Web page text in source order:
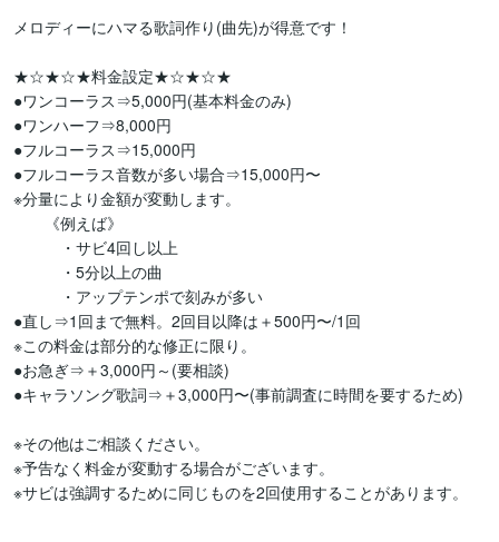
メロディーにハマる歌詞作り(曲先)が得意です！
★☆★☆★料金設定★☆★☆★
●ワンコーラス⇒5,000円(基本料金のみ)
●ワンハーフ⇒8,000円
●フルコーラス⇒15,000円
●フルコーラス音数が多い場合⇒15,000円〜
※分量により金額が変動します。
《例えば》
・サビ4回し以上
・5分以上の曲
・アップテンポで刻みが多い
●直し⇒1回まで無料。2回目以降は＋500円〜/1回
※この料金は部分的な修正に限り。
●お急ぎ⇒＋3,000円～(要相談)
●キャラソング歌詞⇒＋3,000円〜(事前調査に時間を要するため)
※その他はご相談ください。
※予告なく料金が変動する場合がございます。
※サビは強調するために同じものを2回使用することがあります。